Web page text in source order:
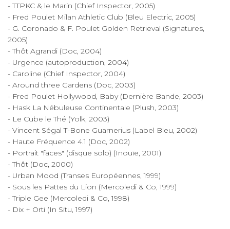
- TTPKC & le Marin (Chief Inspector, 2005)
- Fred Poulet Milan Athletic Club (Bleu Electric, 2005)
- G. Coronado & F. Poulet Golden Retrieval (Signatures,
2005)
- Thôt Agrandi (Doc, 2004)
- Urgence (autoproduction, 2004)
- Caroline (Chief Inspector, 2004)
- Around three Gardens (Doc, 2003)
- Fred Poulet Hollywood, Baby (Dernière Bande, 2003)
- Hask La Nébuleuse Continentale (Plush, 2003)
- Le Cube le Thé (Yolk, 2003)
- Vincent Ségal T-Bone Guarnerius (Label Bleu, 2002)
- Haute Fréquence 4.1 (Doc, 2002)
- Portrait "faces" (disque solo) (Inouïe, 2001)
- Thôt (Doc, 2000)
- Urban Mood (Transes Européennes, 1999)
- Sous les Pattes du Lion (Mercoledi & Co, 1999)
- Triple Gee (Mercoledi & Co, 1998)
- Dix + Orti (In Situ, 1997)